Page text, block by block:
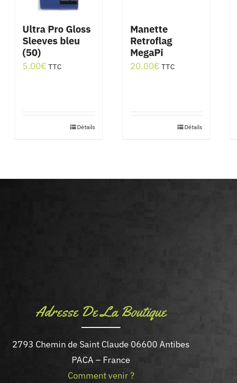
Ultra Pro Gloss
Sleeves bleu
(50)
5.00€ TTC
Détails
Manette
Retroflag
MegaPi
20.00€ TTC
Détails
Adresse De La Boutique
2793 Chemin de Saint Claude 06600 Antibes
PACA – France
Comment venir ?